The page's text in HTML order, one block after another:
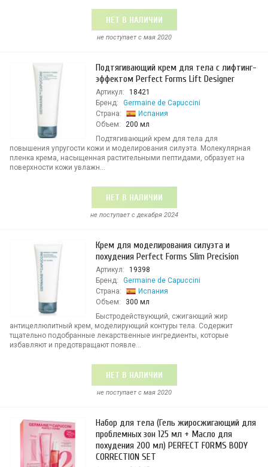
НЕТ В НАЛИЧИИ
не поступает c мая 2020
Подтягивающий крем для тела с лифтинг-
эффектом Perfect Forms Lift Designer
Артикул:
18421
Бренд:
Germaine de Capuccini
Страна:
Испания
Объем:
200 мл
Подтягивающий крем для тела для
повышения упругости кожи и моделирования силуэта. Молекулярная
пленка крема, насыщенная растительными пептидами, образует на
поверхности кожи увлажн...
НЕТ В НАЛИЧИИ
не поступает c декабря 2024
Крем для моделирования силуэта и
похудения Perfect Forms Slim Precision
Артикул:
19398
Бренд:
Germaine de Capuccini
Страна:
Испания
Объем:
300 мл
Быстродействующий, сжигающий жир
антицеллюлитный крем, моделирующий контуры тела. Содержит
тщательно подобранные лекарственные ингредиенты, которые
избавляют и предотвращают появле...
НЕТ В НАЛИЧИИ
не поступает c мая 2020
Набор для тела (Гель жиросжигающий для
проблемных зон 125 мл + Масло для
похудения 200 мл) PERFECT FORMS BODY
CORRECTION SET